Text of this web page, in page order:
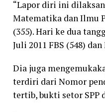
“Lapor diri ini
Matematika dan Ilmu
(355). Hari ke dua
Juli 2011 FBS (548)
Dia juga
terdiri dari Nomor
tertib, bukti setor SPP